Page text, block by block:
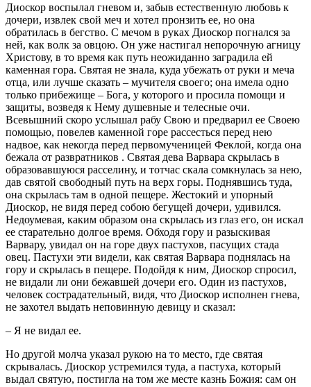
Диоскор воспылал гневом и, забыв естественную любовь к
дочери, извлек свой меч и хотел пронзить ее, но она
обратилась в бегство. С мечом в руках Диоскор погнался за
ней, как волк за овцою. Он уже настигал непорочную агницу
Христову, в то время как путь неожиданно заградила ей
каменная гора. Святая не знала, куда убежать от руки и меча
отца, или лучше сказать – мучителя своего; она имела одно
только прибежище – Бога, у которого и просила помощи и
защиты, возведя к Нему душевные и телесные очи.
Всевышний скоро услышал рабу Свою и предварил ее Своею
помощью, повелев каменной горе рассесться перед нею
надвое, как некогда перед первомученицей Феклой, когда она
бежала от развратников . Святая дева Варвара скрылась в
образовавшуюся расселину, и тотчас скала сомкнулась за нею,
дав святой свободный путь на верх горы. Поднявшись туда,
она скрылась там в одной пещере. Жестокий и упорный
Диоскор, не видя перед собою бегущей дочери, удивился.
Недоумевая, каким образом она скрылась из глаз его, он искал
ее старательно долгое время. Обходя гору и разыскивая
Варвару, увидал он на горе двух пастухов, пасущих стада
овец. Пастухи эти видели, как святая Варвара поднялась на
гору и скрылась в пещере. Подойдя к ним, Диоскор спросил,
не видали ли они бежавшей дочери его. Один из пастухов,
человек сострадательный, видя, что Диоскор исполнен гнева,
не захотел выдать неповинную девицу и сказал:
– Я не видал ее.
Но другой молча указал рукою на то место, где святая
скрывалась. Диоскор устремился туда, а пастуха, который
выдал святую, постигла на том же месте казнь Божия: сам он